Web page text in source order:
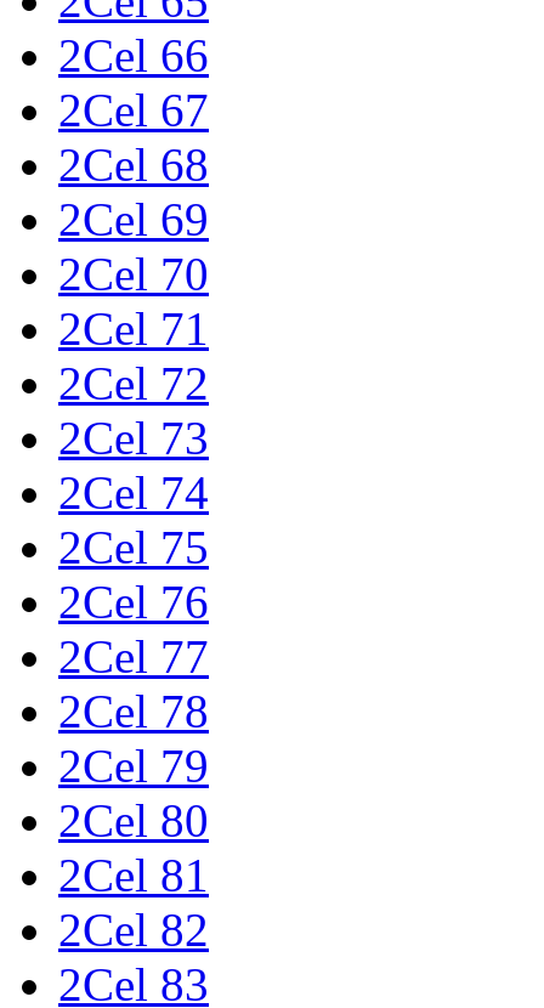
2Cel 66
2Cel 67
2Cel 68
2Cel 69
2Cel 70
2Cel 71
2Cel 72
2Cel 73
2Cel 74
2Cel 75
2Cel 76
2Cel 77
2Cel 78
2Cel 79
2Cel 80
2Cel 81
2Cel 82
2Cel 83